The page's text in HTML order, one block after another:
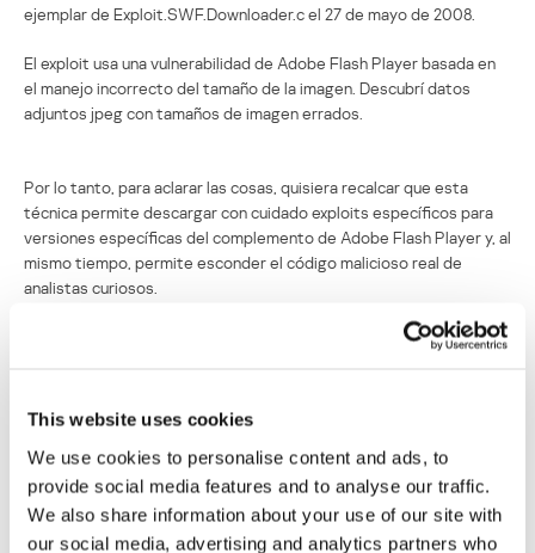
This website uses cookies
We use cookies to personalise content and ads, to
provide social media features and to analyse our traffic.
We also share information about your use of our site with
our social media, advertising and analytics partners who
ejemplar de Exploit.SWF.Downloader.c el 27 de mayo de 2008.
El exploit usa una vulnerabilidad de Adobe Flash Player basada en
el manejo incorrecto del tamaño de la imagen. Descubrí datos
adjuntos jpeg con tamaños de imagen errados.
Por lo tanto, para aclarar las cosas, quisiera recalcar que esta
técnica permite descargar con cuidado exploits específicos para
versiones específicas del complemento de Adobe Flash Player y, al
mismo tiempo, permite esconder el código malicioso real de
analistas curiosos.
Su dirección de correo electrónico no será publicada.